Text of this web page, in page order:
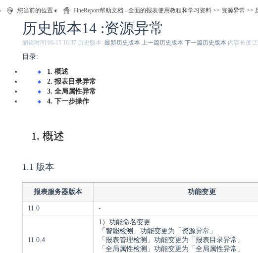
您当前的位置： FineReport帮助文档 - 全面的报表使用教程和学习资料 >> 资源异常 >>
历史版本14 :资源异常
编辑时间:06-15 10:37 历史版本: 最新历史版本 上一篇历史版本 下一篇历史版本 内容长度:
目录:
1. 概述
2. 报表目录异常
3. 全局属性异常
4. 下一步操作
1. 概述
1.1 版本
报表服务器版本 功能变更
11.0 -
11.0.4
1）功能命名变更
「智能检测」功能变更为「资源异常」
「报表管理检测」功能变更为「报表目录异常」
「全局属性检测」功能变更为「全局属性异常」